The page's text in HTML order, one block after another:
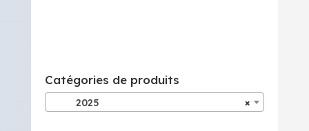
Catégories de produits
×
2025